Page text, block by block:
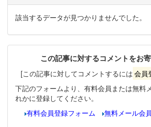
該当するデータが見つかりませんでした。
この記事に対するコメントをお
[この記事に対してコメントするには 会員
下記のフォームより、有料会員または無料
れかに登録してください。
有料会員登録フォーム
無料メール会